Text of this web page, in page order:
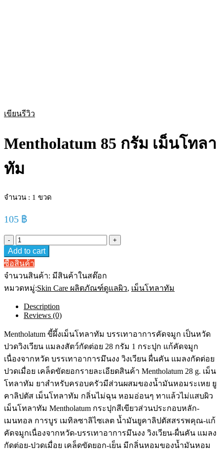
เขียนรีวิว
Mentholatum 85 กรัม เม็นโทลา
ทัม
จำนวน : 1 ขวด
105 ฿
Mentholatum
85
กรัม
เม็น
โท
ลา
quantity
Add to cart
ซื้อสินค้า
จำนวนสินค้า: มีสินค้าในสต๊อก
หมวดหมู่:Skin Care ผลิตภัณฑ์ดูแลผิว, เม็นโทลาทัม
Description
Reviews (0)
Mentholatum ขี้ผึ้งเม็นโทลาทัม บรรเทาอาการคัดจมูก เป็นหวัด
ปวดวิงเวียน แมลงสัตว์กัดต่อย 28 กรัม 1 กระปุก แก้คัดจมูก
เนื่องจากหวัด บรรเทาอาการมึนงง วิงเวียน ผื่นคัน แมลงกัดต่อย
ปวดเมื่อย เคล็ดขัดยอกรายละเอียดสินค้า Mentholatum 28 g. เม็น
โทลาทัม ยาสำหรับครอบครัวมีส่วนผสมของน้ำมันหอมระเหย ยู
คาลิปตัส เม็นโทลาทัม กลิ่นไม่ฉุน หอมอ่อนๆ ทาแล้วไม่แสบผิว
เม็นโทลาทัม Mentholatum กระปุกสีเขียวส่วนประกอบหลัก-
เมนทอล การบูร เมทิลซาลิไซเลต น้ำมันยูคาลิปตัสสรรพคุณ-แก้
คัดจมูกเนื่องจากหวัด-บรรเทาอาการมึนงง วิงเวียน-ผื่นคัน แมลง
กัดต่อย-ปวดเมื่อย เคล็ดขัดยอก-เย็น มีกลิ่นหอมของน้ำมันหอม